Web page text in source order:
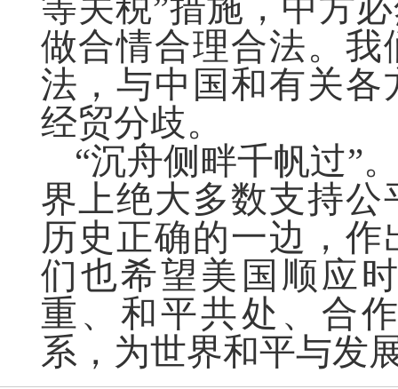
等关税”措施，中方
做合情合理合法。
法，与中国和有关
经贸分歧。
“沉舟侧畔千帆过”
界上绝大多数支持
历史正确的一边，
们也希望美国顺应
重、和平共处、合
系，为世界和平与发